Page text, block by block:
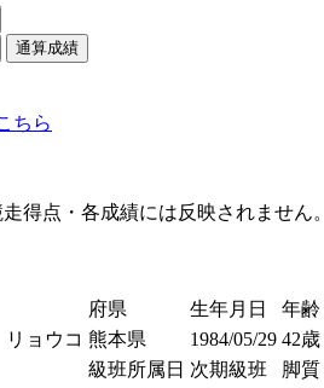
通算成績
ちら
得点・各成績には反映されません。
府県 生年月日 年齢
ョウコ 熊本県 1984/05/29 42歳
級班所属日 次期級班 脚質